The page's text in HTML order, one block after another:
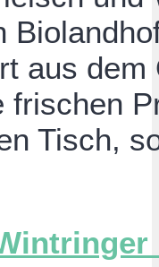
aus
frischen
Tisch,